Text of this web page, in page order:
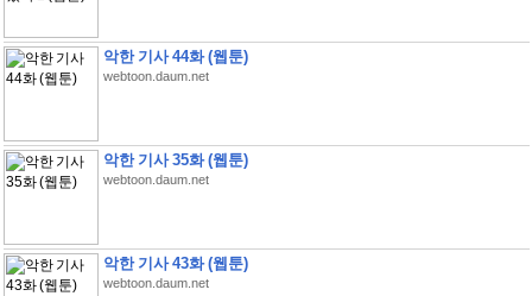
악한 기사 44화 (웹툰)
webtoon.daum.net
악한 기사 35화 (웹툰)
webtoon.daum.net
악한 기사 43화 (웹툰)
webtoon.daum.net